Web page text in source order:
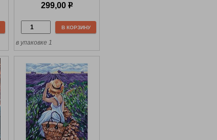
299,00 р
В КОРЗИНУ
в упаковке 1